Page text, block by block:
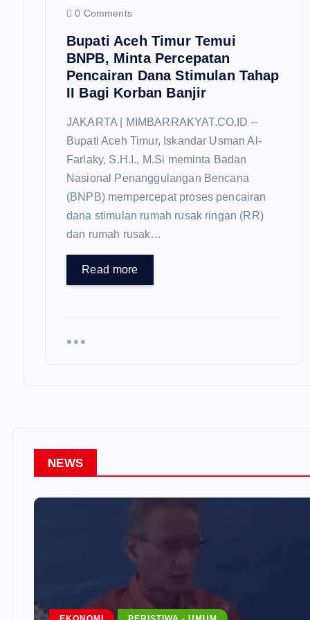
0 Comments
Bupati Aceh Timur Temui
BNPB, Minta Percepatan
Pencairan Dana Stimulan Tahap
II Bagi Korban Banjir
JAKARTA | MIMBARRAKYAT.CO.ID –
Bupati Aceh Timur, Iskandar Usman Al-
Farlaky, S.H.I., M.Si meminta Badan
Nasional Penanggulangan Bencana
(BNPB) mempercepat proses pencairan
dana stimulan rumah rusak ringan (RR)
dan rumah rusak…
Read more
NEWS